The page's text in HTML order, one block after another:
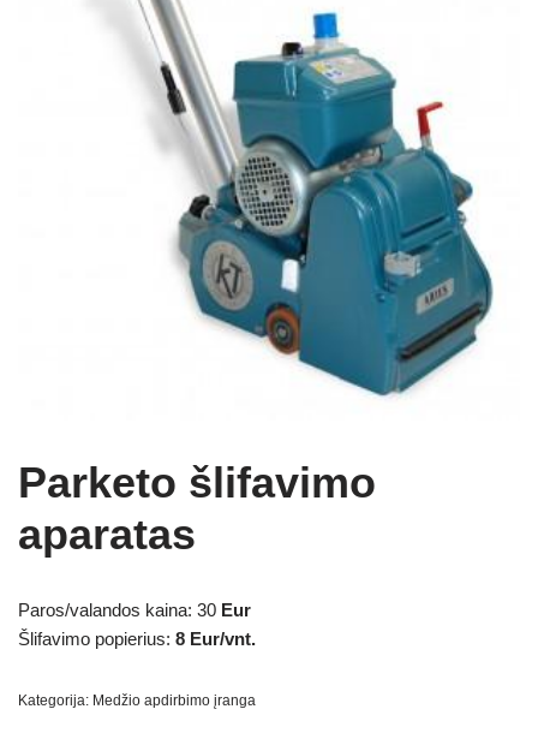
Parketo šlifavimo
aparatas
Paros/valandos kaina: 30 Eur
Šlifavimo popierius: 8 Eur/vnt.
Kategorija: Medžio apdirbimo įranga